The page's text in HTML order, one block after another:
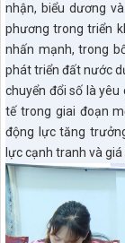
nhận, biểu dương
phương trong triển
nhấn mạnh, trong
phát triển đất nước
chuyển đổi số là
tế trong giai đoạn
động lực tăng
lực cạnh tranh và